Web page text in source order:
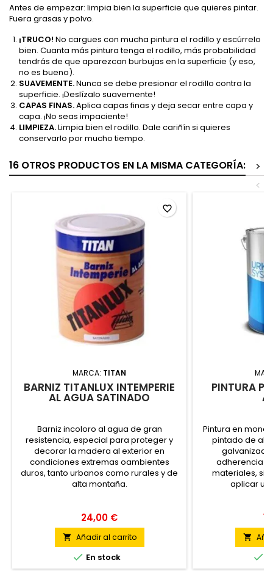
Antes de empezar: limpia bien la superficie que quieres pintar.
Fuera grasas y polvo.
¡TRUCO! No cargues con mucha pintura el rodillo y escúrrelo
bien. Cuanta más pintura tenga el rodillo, más probabilidad
tendrás de que aparezcan burbujas en la superficie (y eso,
no es bueno).
SUAVEMENTE.Nunca se debe presionar el rodillo contra la
superficie. ¡Deslízalo suavemente!
CAPAS FINAS.Aplica capas finas y deja secar entre capa y
capa. ¡No seas impaciente!
LIMPIEZA.Limpia bien el rodillo. Dale cariñín si quieres
conservarlo por mucho tiempo.
16 OTROS PRODUCTOS EN LA MISMA CATEGORÍA:
>
<
MARCA: TITAN
BARNIZ TITANLUX INTEMPERIE
AL AGUA SATINADO
Barniz incoloro al agua de gran
resistencia, especial para proteger y
decorar la madera al exterior en
condiciones extremas oambientes
duros, tanto urbanos como rurales y de
alta montaña.
24,00 €
 Añadir al carrito
 En stock
favorite_border
PINTURA
Pintura en
pintado de
galvanizado
adherencia
materiales,
aplicar

